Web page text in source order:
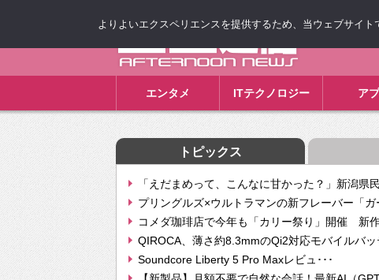
エンタメ ITテクノロジー ア
トピックス
「えだまめって、こんなに甘かった？」新潟県
プリングルズ×ウルトラマンの新フレーバー「ガ
コメダ珈琲店で今年も「カリー祭り」開催 新
QIROCA、薄さ約8.3mmのQi2対応モバイルバッ
Soundcore Liberty 5 Pro Maxレビュ･･･
よりよいエクスペリエンスを提供するため、当ウェブサイ